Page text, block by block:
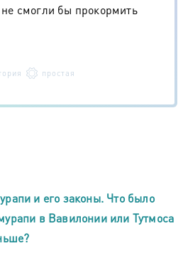
смогли бы прокормить
простая
и его законы. Что было
в Вавилонии или Тутмоса